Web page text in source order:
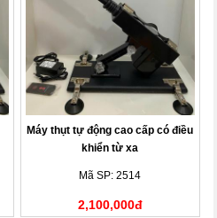
Máy thụt tự động cao cấp có điều
khiển từ xa
Mã SP: 2514
2,100,000đ